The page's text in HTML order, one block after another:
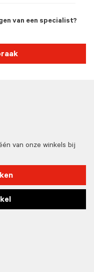
van een specialist?
van onze winkels bij